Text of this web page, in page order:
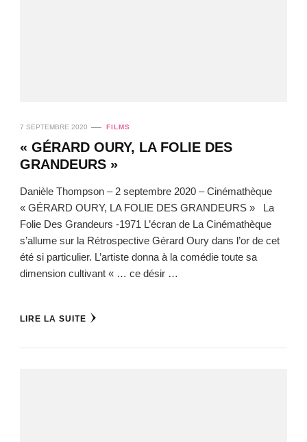
7 SEPTEMBRE 2020 FILMS
« GÉRARD OURY, LA FOLIE DES
GRANDEURS »
Danièle Thompson – 2 septembre 2020 – Cinémathèque
« GÉRARD OURY, LA FOLIE DES GRANDEURS » La
Folie Des Grandeurs -1971 L’écran de La Cinémathèque
s’allume sur la Rétrospective Gérard Oury dans l’or de cet
été si particulier. L’artiste donna à la comédie toute sa
dimension cultivant « … ce désir …
LIRE LA SUITE